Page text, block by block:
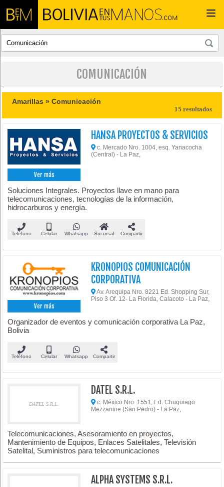
COMUNICACIÓN
Amarillas »Comunicación
15 resultados
Ver más
HANSA PROYECTOS & SERVICIOS
c. Mercado Nro. 1004, esq. Yanacocha
(Central) - La Paz,
Soluciones Integrales. Proyectos llave en mano para
telecomunicaciones, tecnologías de la información,
hidrocarburos y energía.
Teléfono Celular Whatsapp Sucursal Compartir
Ver más
KRONOPIOS COMUNICACIÓN
CORPORATIVA
Av. Arequipa Nro. 8221 Ed. Shopping Sur,
Piso 3 Of. 12- La Florida, Calacoto - La Paz,
Organizador de eventos y comunicación corporativa La Paz,
Bolivia
Teléfono Celular Whatsapp Compartir
DATEL S.R.L.
DATEL S.R.L.
c. México Nro. 1551, Ed. Chuquiago
Mezzanine (San Pedro) - La Paz,
Telecomunicaciones, Asesoramiento en proyectos,
Mantenimiento de Equipos, Enlaces Satelitales, Televisión
Satelital, Suministros para telecomunicaciones
ALPHA SYSTEMS S.R.L.